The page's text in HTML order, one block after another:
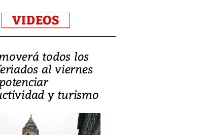
VIDEOS
todos los
al viernes
y turismo